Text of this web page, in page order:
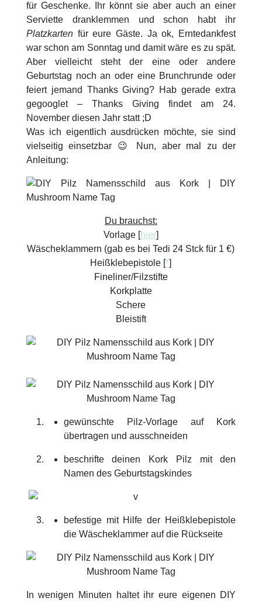
für Geschenke. Ihr könnt sie aber auch an einer
Serviette dranklemmen und schon habt ihr
Platzkartenfür eure Gäste. Ja ok, Erntedankfest
war schon am Sonntag und damit wäre es zu spät.
Aber vielleicht steht der eine oder andere
Geburtstag noch an oder eine Brunchrunde oder
feiert jemand Thanks Giving? Hab gerade extra
gegooglet – Thanks Giving findet am 24.
November diesen Jahr statt ;D
Was ich eigentlich ausdrücken möchte, sie sind
vielseitig einsetzbar 😉 Nun, aber mal zu der
Anleitung:
Du brauchst:
Vorlage [hier]
Wäscheklammern (gab es bei Tedi 24 Stck für 1 €)
Heißklebepistole [*]
Fineliner/Filzstifte
Korkplatte
Schere
Bleistift
gewünschte Pilz-Vorlage auf Kork
übertragen und ausschneiden
beschrifte deinen Kork Pilz mit den
Namen des Geburtstagskindes
befestige mit Hilfe der Heißklebepistole
die Wäscheklammer auf die Rückseite
In wenigen Minuten haltet ihr eure eigenen DIY